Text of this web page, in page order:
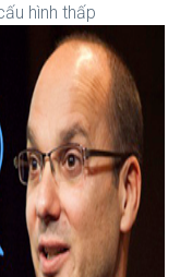
hình thấp